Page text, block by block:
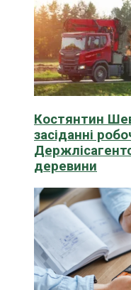
Костянтин
засіданні
деревини